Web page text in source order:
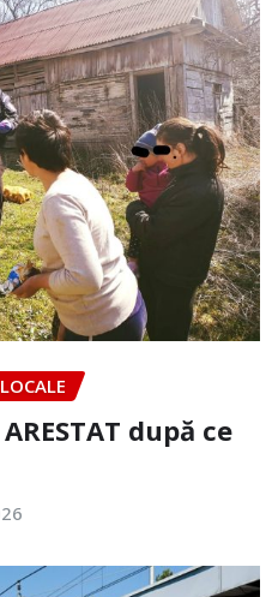
după ce